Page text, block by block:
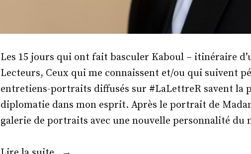
Les 15 jours qui ont fait basculer Kaboul – itinéraire
Lecteurs, Ceux qui me connaissent et/ou qui suivent
entretiens-portraits diffusés sur #LaLettreR savent la
diplomatie dans mon esprit. Après le portrait de
galerie de portraits avec une nouvelle personnalité du